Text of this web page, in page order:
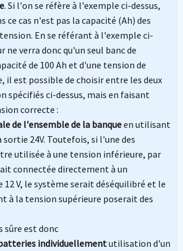
. Si l'on se réfère à l'exemple ci-dessus,
ce cas n'est pas la capacité (Ah) des
En se référant à l'exemple ci-
ne verra donc qu'un seul banc de
de 100 Ah et d'une tension de
il est possible de choisir entre les deux
spécifiés ci-dessus, mais en faisant
correcte :
de l'ensemble de la banqueen utilisant
sortie 24V. Toutefois, si l'une des
utilisée à une tension inférieure, par
connectée directement à un
V, le système serait déséquilibré et le
à la tension supérieure poserait des
sûre est donc
individuellementutilisation d'un